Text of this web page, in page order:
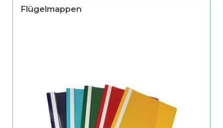
Flügelmappen